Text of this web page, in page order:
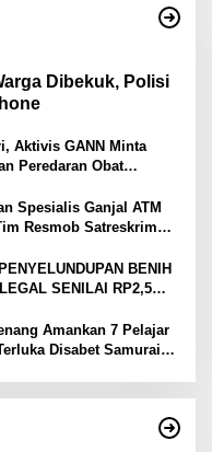
Dibekuk, Polisi
Aktivis GANN Minta
Peredaran Obat
Spesialis Ganjal ATM
Resmob Satreskrim
BENIH
SENILAI RP2,5
Amankan 7 Pelajar
Disabet Samurai